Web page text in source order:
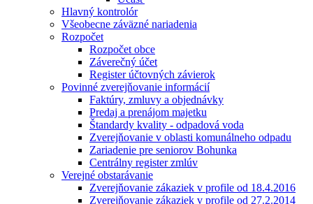
Hlavný kontrolór
Všeobecne záväzné nariadenia
Rozpočet
Rozpočet obce
Záverečný účet
Register účtovných závierok
Povinné zverejňovanie informácií
Faktúry, zmluvy a objednávky
Predaj a prenájom majetku
Štandardy kvality - odpadová voda
Zverejňovanie v oblasti komunálneho odpadu
Zariadenie pre seniorov Bohunka
Centrálny register zmlúv
Verejné obstarávanie
Zverejňovanie zákaziek v profile od 18.4.2016
Zverejňovanie zákaziek v profile od 27.2.2014